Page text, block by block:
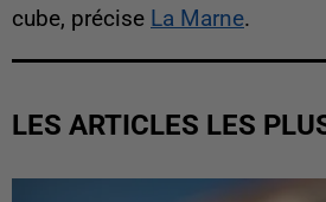
cube, précise La Marne.
LES ARTICLES LES